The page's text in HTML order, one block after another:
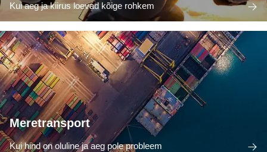
Kui aeg ja kiirus loevad kõige rohkem
Meretransport
Kui hind on oluline ja aeg pole probleem